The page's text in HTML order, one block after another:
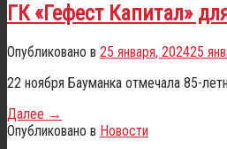
ГК «Гефест Капитал»
Опубликовано в 25 января, 202425
22 ноября Бауманка отмечала 85-
Далее →
Опубликовано в Новости